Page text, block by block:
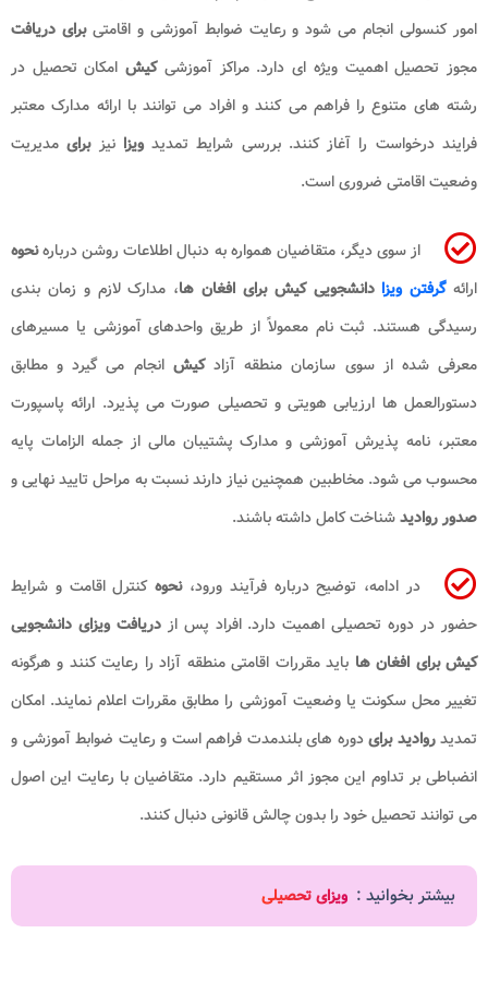
امور کنسولی انجام می شود و رعایت ضوابط آموزشی و اقامتیبرای دریافت
مجوز تحصیل اهمیت ویژه ای دارد. مراکز آموزشیکیش امکان تحصیل در
رشته های متنوع را فراهم می کنند و افراد می توانند با ارائه مدارک معتبر
فرایند درخواست را آغاز کنند. بررسی شرایط تمدیدویزانیزبرای مدیریت
وضعیت اقامتی ضروری است.
از سوی دیگر، متقاضیان همواره به دنبال اطلاعات روشن دربارهنحوه
ارائهگرفتن ویزا دانشجویی کیش برای افغان ها، مدارک لازم و زمان بندی
رسیدگی هستند. ثبت نام معمولاً از طریق واحدهای آموزشی یا مسیرهای
معرفی شده از سوی سازمان منطقه آزادکیشانجام می گیرد و مطابق
دستورالعمل ها ارزیابی هویتی و تحصیلی صورت می پذیرد. ارائه پاسپورت
معتبر، نامه پذیرش آموزشی و مدارک پشتیبان مالی از جمله الزامات پایه
محسوب می شود. مخاطبین همچنین نیاز دارند نسبت به مراحل تایید نهایی و
صدور روادیدشناخت کامل داشته باشند.
در ادامه، توضیح درباره فرآیند ورود،نحوهکنترل اقامت و شرایط
حضور در دوره تحصیلی اهمیت دارد. افراد پس ازدریافت ویزای دانشجویی
کیش برای افغان ها باید مقررات اقامتی منطقه آزاد را رعایت کنند و هرگونه
تغییر محل سکونت یا وضعیت آموزشی را مطابق مقررات اعلام نمایند. امکان
تمدیدروادید برایدوره های بلندمدت فراهم است و رعایت ضوابط آموزشی و
انضباطی بر تداوم این مجوز اثر مستقیم دارد. متقاضیان با رعایت این اصول
می توانند تحصیل خود را بدون چالش قانونی دنبال کنند.
بیشتر بخوانید : ویزای تحصیلی